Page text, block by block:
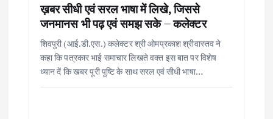
ख़बर सीधी एवं सरल भाषा में लिखे, जिससे
जनमानस भी पढ़ एवं समझ सके – कलेक्टर
शिवपुरी (आई.डी.एस.) कलेक्टर श्री ओमप्रकाश श्रीवास्तव ने
कहा कि पत्रकार भाई समाचार लिखते वक्त इस बात पर विशेष
ध्यान दें कि खबर पूरी पुष्टि के साथ सरल एवं सीधी भाषा…